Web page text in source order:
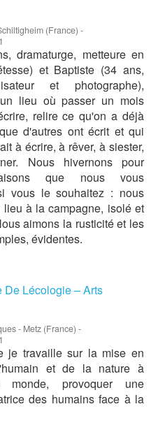
(France) -
dramaturge, metteure en
et Baptiste (34 ans,
et photographe),
lieu où passer un mois
relire ce qu'on a déjà
d'autres ont écrit et qui
à écrire, à rêver, à siester,
Nous hivernons pour
que nous vous
vous le souhaitez : nous
lieu à la campagne, isolé et
aimons la rusticité et les
évidentes.
De Lécologie – Arts
- Metz (France) -
je travaille sur la mise en
et de la nature à
monde, provoquer une
des humains face à la